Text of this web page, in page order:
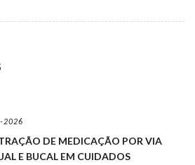
2026
DE MEDICAÇÃO POR VIA
E BUCAL EM CUIDADOS